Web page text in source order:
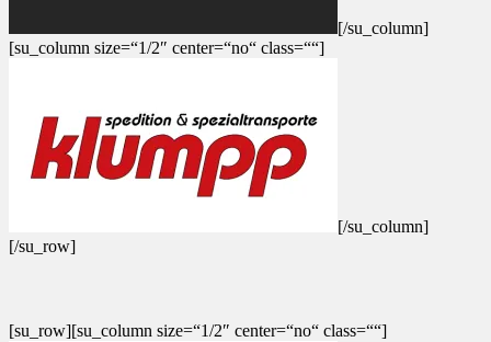
[/su_column]
[su_column size=“1/2″ center=“no“ class=““]
[/su_column]
[/su_row]
[su_row][su_column size=“1/2″ center=“no“ class=““]